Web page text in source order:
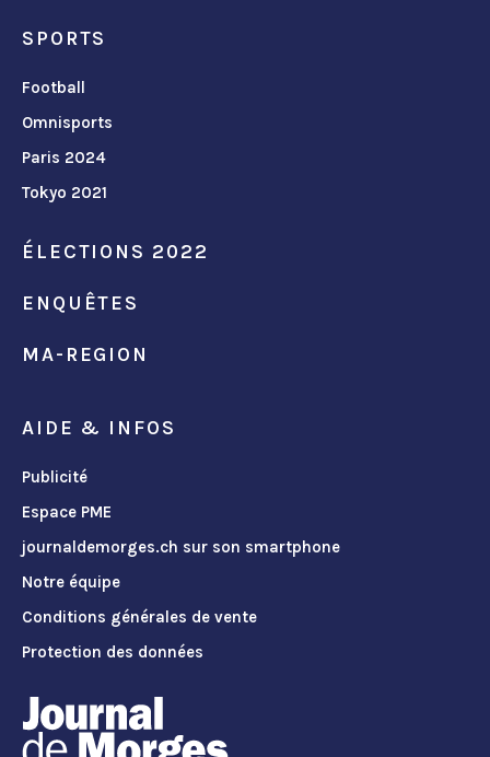
SPORTS
Football
Omnisports
Paris 2024
Tokyo 2021
ÉLECTIONS 2022
ENQUÊTES
MA-REGION
AIDE & INFOS
Publicité
Espace PME
journaldemorges.ch sur son smartphone
Notre équipe
Conditions générales de vente
Protection des données